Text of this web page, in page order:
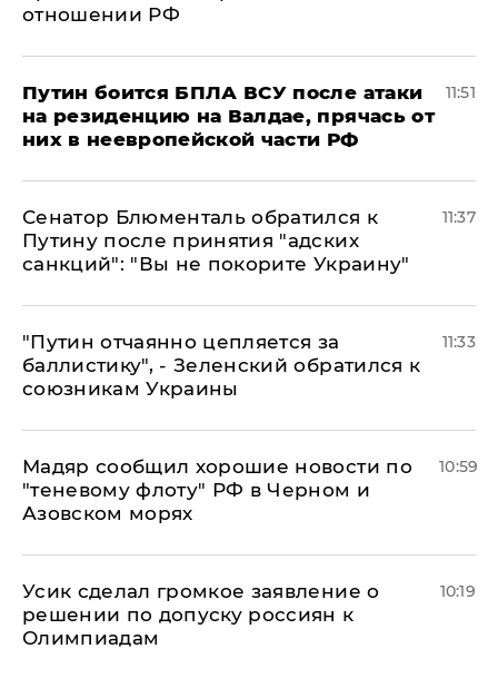
отношении РФ
Путин боится БПЛА ВСУ после атаки
на резиденцию на Валдае, прячась от
них в неевропейской части РФ
11:51
Сенатор Блюменталь обратился к
Путину после принятия "адских
санкций": "Вы не покорите Украину"
11:37
"Путин отчаянно цепляется за
баллистику", - Зеленский обратился к
союзникам Украины
11:33
Мадяр сообщил хорошие новости по
"теневому флоту" РФ в Черном и
Азовском морях
10:59
Усик сделал громкое заявление о
решении по допуску россиян к
Олимпиадам
10:19